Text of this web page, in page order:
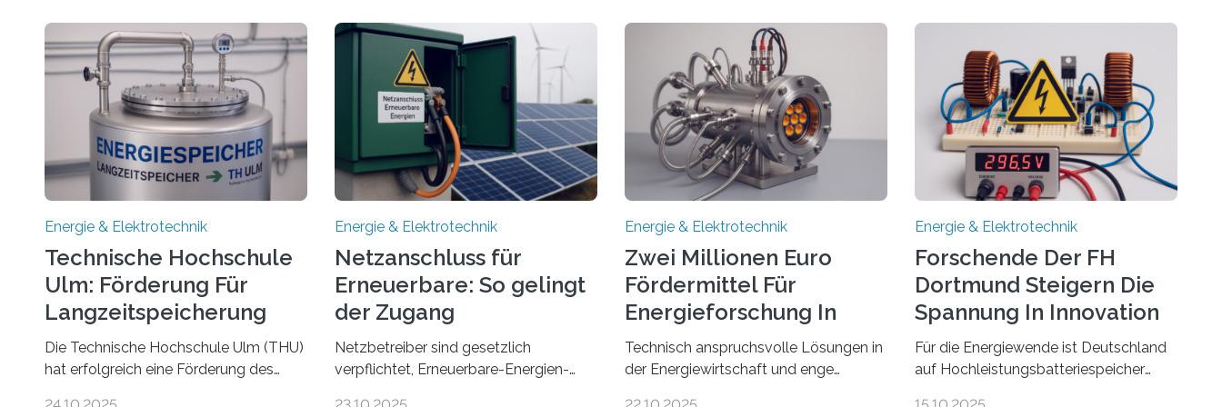
Energie & Elektrotechnik
Technische Hochschule
Ulm: Förderung Für
Langzeitspeicherung
von Energie
Die Technische Hochschule Ulm (THU)
hat erfolgreich eine Förderung des
Energie & Elektrotechnik
Netzanschluss für
Erneuerbare: So gelingt
der Zugang
Netzbetreiber sind gesetzlich
verpflichtet, Erneuerbare-Energien-
Energie & Elektrotechnik
Zwei Millionen Euro
Fördermittel Für
Energieforschung In
Regensburg
Technisch anspruchsvolle Lösungen in
der Energiewirtschaft und enge
Energie & Elektrotechnik
Forschende Der FH
Dortmund Steigern Die
Spannung In Innovation
Für die Energiewende ist Deutschland
auf Hochleistungsbatteriespeicher